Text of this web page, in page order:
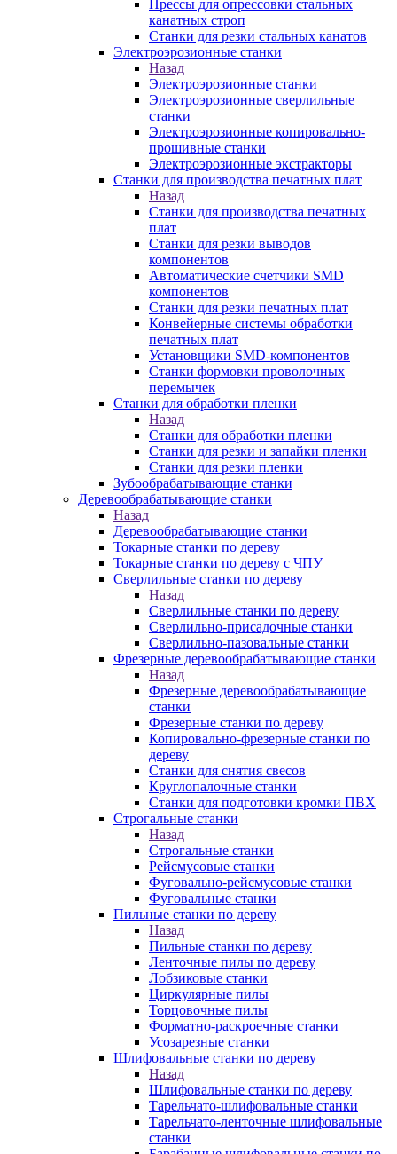
Прессы для опрессовки стальных
канатных строп
Станки для резки стальных канатов
Электроэрозионные станки
Назад
Электроэрозионные станки
Электроэрозионные сверлильные
станки
Электроэрозионные копировально-
прошивные станки
Электроэрозионные экстракторы
Станки для производства печатных плат
Назад
Станки для производства печатных
плат
Станки для резки выводов
компонентов
Автоматические счетчики SMD
компонентов
Станки для резки печатных плат
Конвейерные системы обработки
печатных плат
Установщики SMD-компонентов
Станки формовки проволочных
перемычек
Станки для обработки пленки
Назад
Станки для обработки пленки
Станки для резки и запайки пленки
Станки для резки пленки
Зубообрабатывающие станки
Деревообрабатывающие станки
Назад
Деревообрабатывающие станки
Токарные станки по дереву
Токарные станки по дереву с ЧПУ
Сверлильные станки по дереву
Назад
Сверлильные станки по дереву
Сверлильно-присадочные станки
Сверлильно-пазовальные станки
Фрезерные деревообрабатывающие станки
Назад
Фрезерные деревообрабатывающие
станки
Фрезерные станки по дереву
Копировально-фрезерные станки по
дереву
Станки для снятия свесов
Круглопалочные станки
Станки для подготовки кромки ПВХ
Строгальные станки
Назад
Строгальные станки
Рейсмусовые станки
Фуговально-рейсмусовые станки
Фуговальные станки
Пильные станки по дереву
Назад
Пильные станки по дереву
Ленточные пилы по дереву
Лобзиковые станки
Циркулярные пилы
Торцовочные пилы
Форматно-раскроечные станки
Усозарезные станки
Шлифовальные станки по дереву
Назад
Шлифовальные станки по дереву
Тарельчато-шлифовальные станки
Тарельчато-ленточные шлифовальные
станки